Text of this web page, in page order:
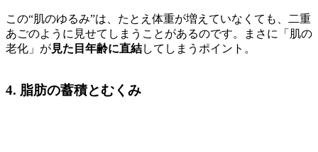
この“肌のゆるみ”は、たとえ体重が増えていなくても、二重
あごのように見せてしまうことがあるのです。まさに「肌の
老化」が見た目年齢に直結してしまうポイント。
4. 脂肪の蓄積とむくみ